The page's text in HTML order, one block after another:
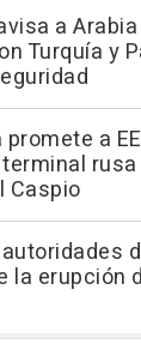
a
Turquía y
a
Caspio
la erupción